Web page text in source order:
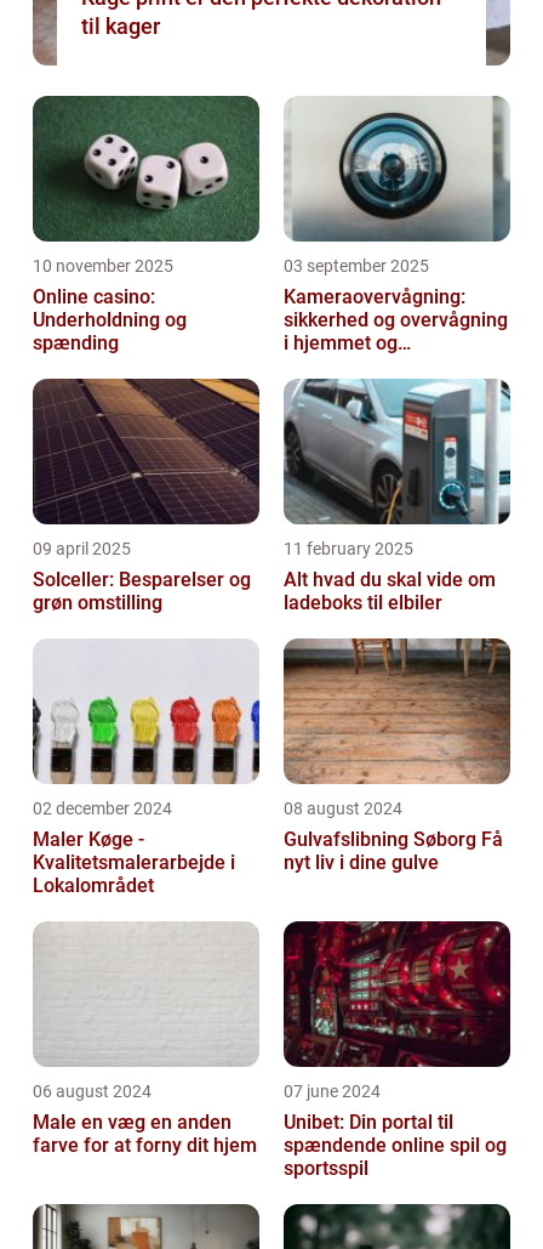
til kager
10 november 2025
Online casino:
Underholdning og
spænding
03 september 2025
Kameraovervågning:
sikkerhed og overvågning
i hjemmet og
09 april 2025
Solceller: Besparelser og
grøn omstilling
11 february 2025
Alt hvad du skal vide om
ladeboks til elbiler
02 december 2024
Maler Køge -
Kvalitetsmalerarbejde i
Lokalområdet
08 august 2024
Gulvafslibning Søborg Få
nyt liv i dine gulve
06 august 2024
Male en væg en anden
farve for at forny dit hjem
07 june 2024
Unibet: Din portal til
spændende online spil og
sportsspil